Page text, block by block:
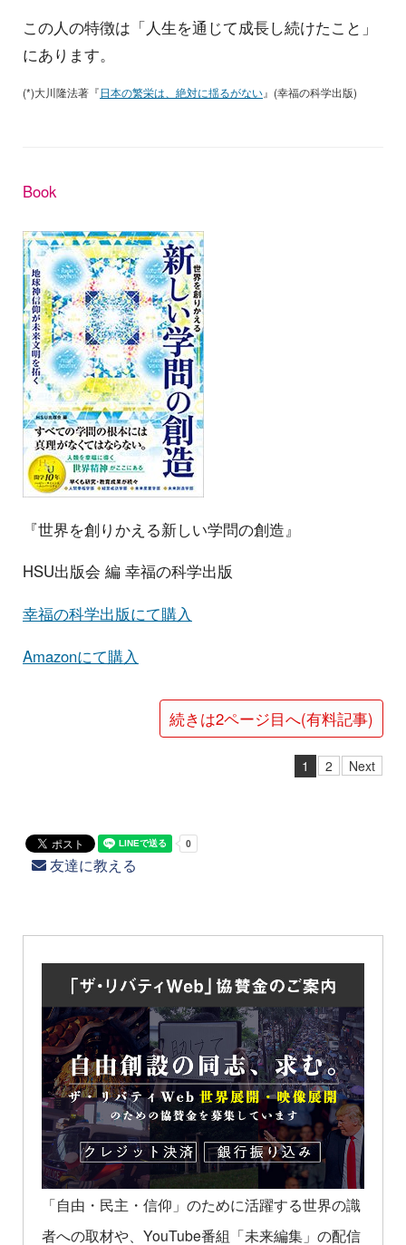
この人の特徴は「人生を通じて成長し続けたこと」
にあります。
(*)大川隆法著『日本の繁栄は、絶対に揺るがない』(幸福の科学出版)
Book
『世界を創りかえる新しい学問の創造』
HSU出版会 編 幸福の科学出版
幸福の科学出版にて購入
Amazonにて購入
続きは2ページ目へ(有料記事)
1 2 Next
友達に教える
「自由・民主・信仰」のために活躍する世界の識
者への取材や、YouTube番組「未来編集」の配信